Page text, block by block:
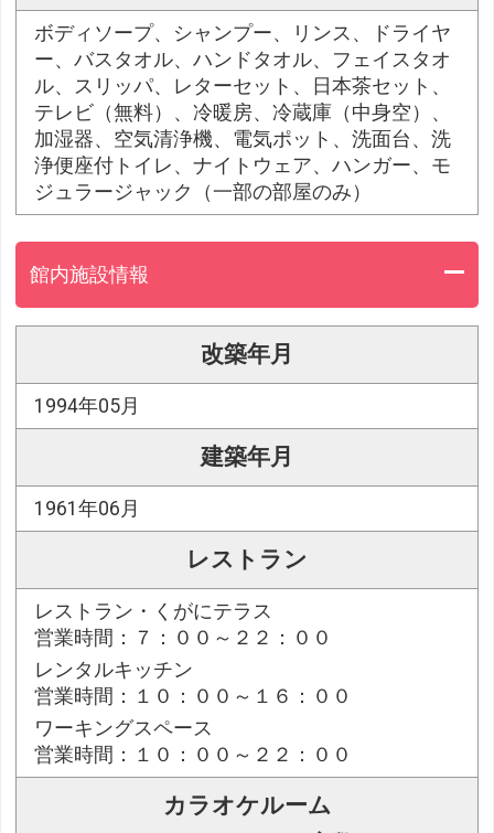
ボディソープ、シャンプー、リンス、ドライヤ
ー、バスタオル、ハンドタオル、フェイスタオ
ル、スリッパ、レターセット、日本茶セット、
テレビ（無料）、冷暖房、冷蔵庫（中身空）、
加湿器、空気清浄機、電気ポット、洗面台、洗
浄便座付トイレ、ナイトウェア、ハンガー、モ
ジュラージャック（一部の部屋のみ）
館内施設情報
改築年月
1994年05月
建築年月
1961年06月
レストラン
レストラン・くがにテラス
営業時間：７：００～２２：００
レンタルキッチン
営業時間：１０：００～１６：００
ワーキングスペース
営業時間：１０：００～２２：００
カラオケルーム